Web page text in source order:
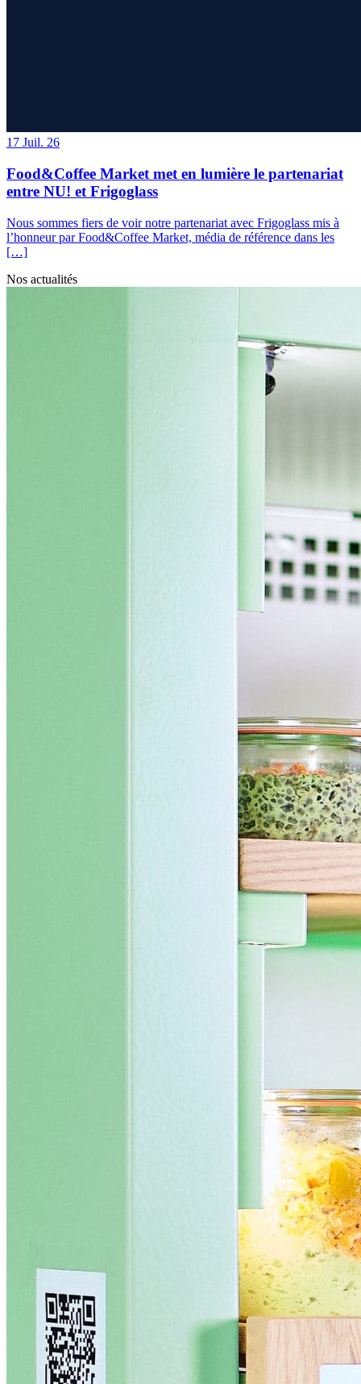
17 Juil. 26
Food&Coffee Market met en lumière le partenariat
entre NU! et Frigoglass
Nous sommes fiers de voir notre partenariat avec Frigoglass mis à
l’honneur par Food&Coffee Market, média de référence dans les
[…]
Nos actualités